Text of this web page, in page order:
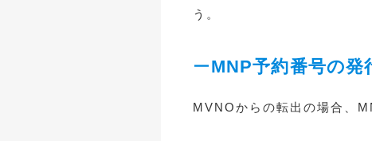
う。
MNP予約番号の発
MVNOからの転出の場合、